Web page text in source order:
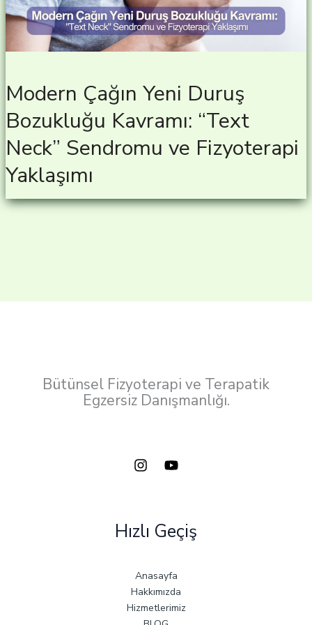
Modern Çağın Yeni Duruş
Bozukluğu Kavramı: “Text
Neck” Sendromu ve Fizyoterapi
Yaklaşımı
Bütünsel Fizyoterapi ve Terapatik
Egzersiz Danışmanlığı.
Hızlı Geçiş
Anasayfa
Hakkımızda
Hizmetlerimiz